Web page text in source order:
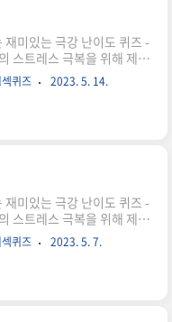
해 보세요. 문제를 다 푸셨
으로↓↓↓ [퀴즈 정답 공
'ㅅ' 입니다. 유치원은 새끼
1 대응 관계는 새끼 동물 이
이름을 초성 자음으로 나타
퀴즈, 좋은땅, 서범식 지음
재미있는 극강 난이도 퀴즈 -
스트레스 극복을 위해 제공
즈문제"입니다. 원래 힘이
중해서 아무 생각 안하는게
한 극강 퀴즈입니다. 골때
하다보면 어느새 삶의 고
를 다 푸셨다면 아래의 정
정답 공개!!] 퀴즈 028
다' 바둑알 계산은 백은 O,
니다. 흑백을 1과 0으로 계
면 아래와 같습니다. [출
범식 지음 ▶함께 보면 좋
퀴즈 2023. 5. 14.
재미있는 극강 난이도 퀴즈 -
스트레스 극복을 위해 제공
즈문제"입니다. 원래 힘이
중해서 아무 생각 안하는게
한 극강 퀴즈입니다. 골때
하다보면 어느새 삶의 고
퀴즈 2023. 5. 7.